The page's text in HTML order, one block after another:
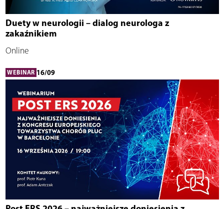
Duety w neurologii – dialog neurologa z
zakaźnikiem
Online
WEBINAR 16/09